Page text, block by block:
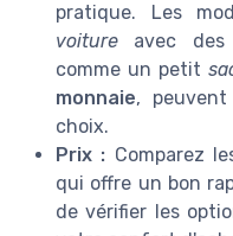
pratique. Les
voiture avec des
comme un petit
monnaie,
choix.
Prix : Comparez
qui offre un bon
de vérifier les